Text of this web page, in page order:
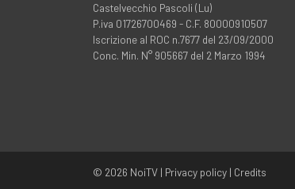
Castelvecchio Pascoli (Lu)
P.iva 01726700469 - C.F. 80000910507
Iscrizione al ROC n.7677 del 23/09/2000
Conc. Min. N° 905667 del 2 Marzo 1994
© 2026 NoiTV | Privacy policy | Credits